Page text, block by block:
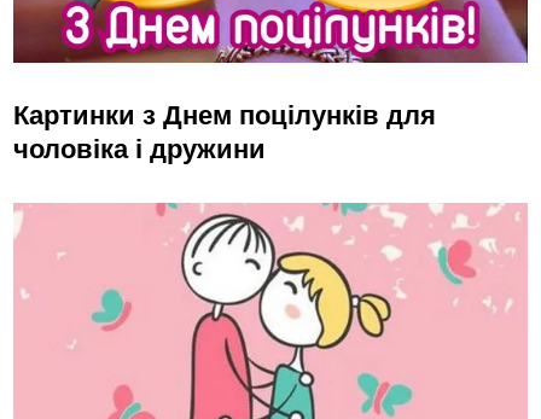
Картинки з Днем поцілунків для
чоловіка і дружини